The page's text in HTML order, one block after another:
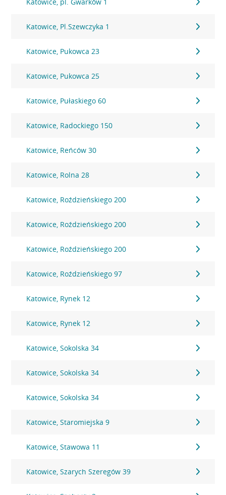
Katowice, Pl.Szewczyka 1
Katowice, Pukowca 23
Katowice, Pukowca 25
Katowice, Pułaskiego 60
Katowice, Radockiego 150
Katowice, Reńców 30
Katowice, Rolna 28
Katowice, Roździeńskiego 200
Katowice, Roździeńskiego 200
Katowice, Roździeńskiego 200
Katowice, Roździeńskiego 97
Katowice, Rynek 12
Katowice, Rynek 12
Katowice, Sokolska 34
Katowice, Sokolska 34
Katowice, Sokolska 34
Katowice, Staromiejska 9
Katowice, Stawowa 11
Katowice, Szarych Szeregów 39